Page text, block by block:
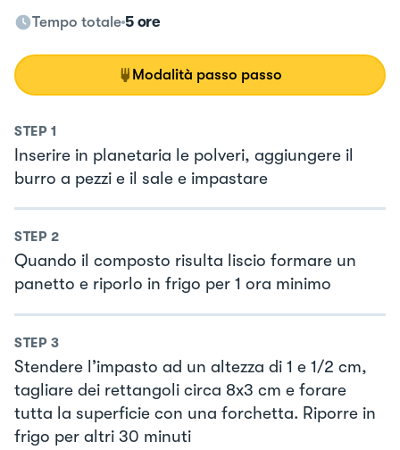
Tempo totale 5 ore
Modalità passo passo
STEP 1
Inserire in planetaria le polveri, aggiungere il
burro a pezzi e il sale e impastare
STEP 2
Quando il composto risulta liscio formare un
panetto e riporlo in frigo per 1 ora minimo
STEP 3
Stendere l’impasto ad un altezza di 1 e 1/2 cm,
tagliare dei rettangoli circa 8x3 cm e forare
tutta la superficie con una forchetta. Riporre in
frigo per altri 30 minuti